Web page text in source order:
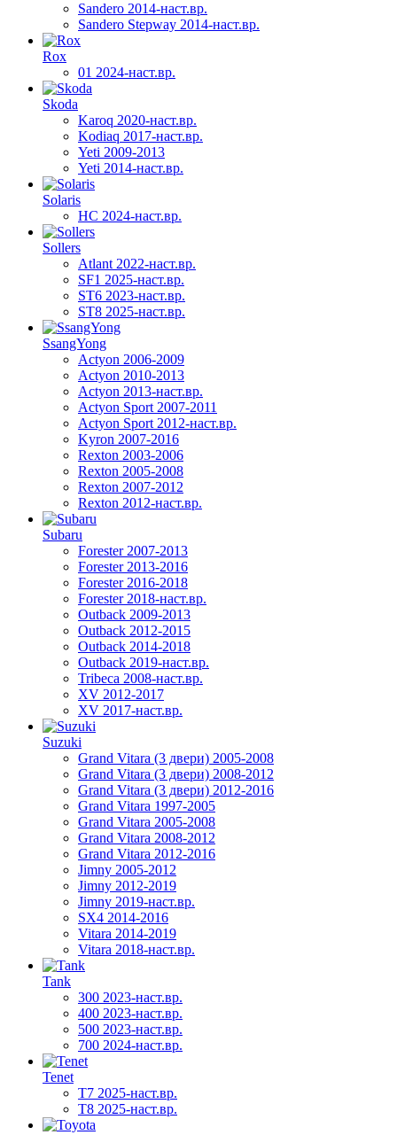
Sandero 2014-наст.вр.
Sandero Stepway 2014-наст.вр.
Rox
01 2024-наст.вр.
Skoda
Karoq 2020-наст.вр.
Kodiaq 2017-наст.вр.
Yeti 2009-2013
Yeti 2014-наст.вр.
Solaris
HC 2024-наст.вр.
Sollers
Atlant 2022-наст.вр.
SF1 2025-наст.вр.
ST6 2023-наст.вр.
ST8 2025-наст.вр.
SsangYong
Actyon 2006-2009
Actyon 2010-2013
Actyon 2013-наст.вр.
Actyon Sport 2007-2011
Actyon Sport 2012-наст.вр.
Kyron 2007-2016
Rexton 2003-2006
Rexton 2005-2008
Rexton 2007-2012
Rexton 2012-наст.вр.
Subaru
Forester 2007-2013
Forester 2013-2016
Forester 2016-2018
Forester 2018-наст.вр.
Outback 2009-2013
Outback 2012-2015
Outback 2014-2018
Outback 2019-наст.вр.
Tribeca 2008-наст.вр.
XV 2012-2017
XV 2017-наст.вр.
Suzuki
Grand Vitara (3 двери) 2005-2008
Grand Vitara (3 двери) 2008-2012
Grand Vitara (3 двери) 2012-2016
Grand Vitara 1997-2005
Grand Vitara 2005-2008
Grand Vitara 2008-2012
Grand Vitara 2012-2016
Jimny 2005-2012
Jimny 2012-2019
Jimny 2019-наст.вр.
SX4 2014-2016
Vitara 2014-2019
Vitara 2018-наст.вр.
Tank
300 2023-наст.вр.
400 2023-наст.вр.
500 2023-наст.вр.
700 2024-наст.вр.
Tenet
T7 2025-наст.вр.
T8 2025-наст.вр.